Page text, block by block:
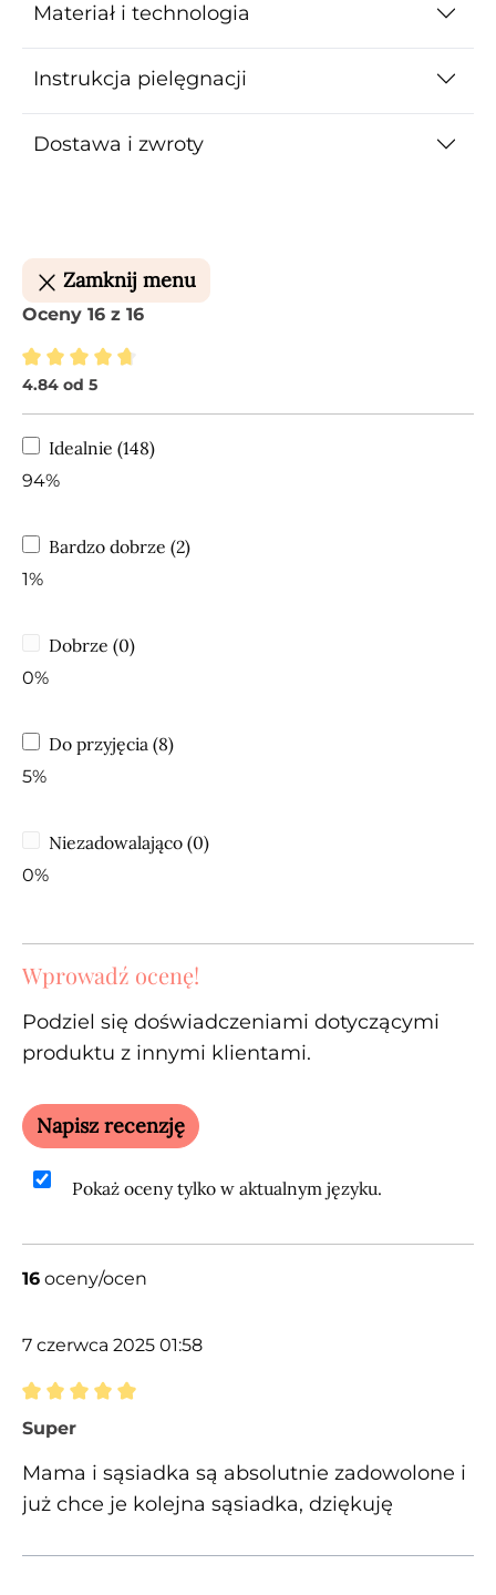
Materiał i technologia
Instrukcja pielęgnacji
Dostawa i zwroty
Zamknij menu
Oceny 16 z 16
Średnia ocena 4.84 z 5 gwiazdek
4.84 od 5
Idealnie (148)
94%
Bardzo dobrze (2)
1%
Dobrze (0)
0%
Do przyjęcia (8)
5%
Niezadowalająco (0)
0%
Wprowadź ocenę!
Podziel się doświadczeniami dotyczącymi
produktu z innymi klientami.
Napisz recenzję
Pokaż oceny tylko w aktualnym języku.
16 oceny/ocen
7 czerwca 2025 01:58
Recenzja z oceną 5 spośród 5 gwiazdek
Super
Mama i sąsiadka są absolutnie zadowolone i
już chce je kolejna sąsiadka, dziękuję